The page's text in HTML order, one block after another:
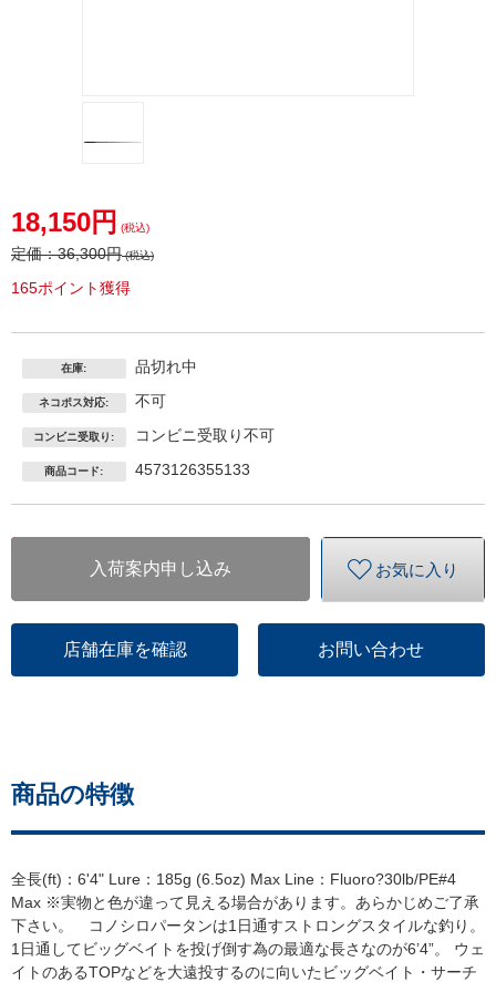
18,150円 (税込)
定価：36,300円(税込)
165ポイント獲得
在庫: 品切れ中
ネコポス対応: 不可
コンビニ受取り: コンビニ受取り不可
商品コード: 4573126355133
入荷案内申し込み お気に入り
店舗在庫を確認 お問い合わせ
商品の特徴
全長(ft)：6'4" Lure：185g (6.5oz) Max Line：Fluoro?30lb/PE#4
Max ※実物と色が違って見える場合があります。あらかじめご了承
下さい。 コノシロパータンは1日通すストロングスタイルな釣り。
1日通してビッグベイトを投げ倒す為の最適な長さなのが6’4”。 ウェ
イトのあるTOPなどを大遠投するのに向いたビッグベイト・サーチ